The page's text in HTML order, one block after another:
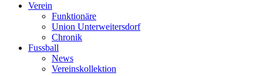
Verein
Funktionäre
Union Unterweitersdorf
Chronik
Fussball
News
Vereinskollektion